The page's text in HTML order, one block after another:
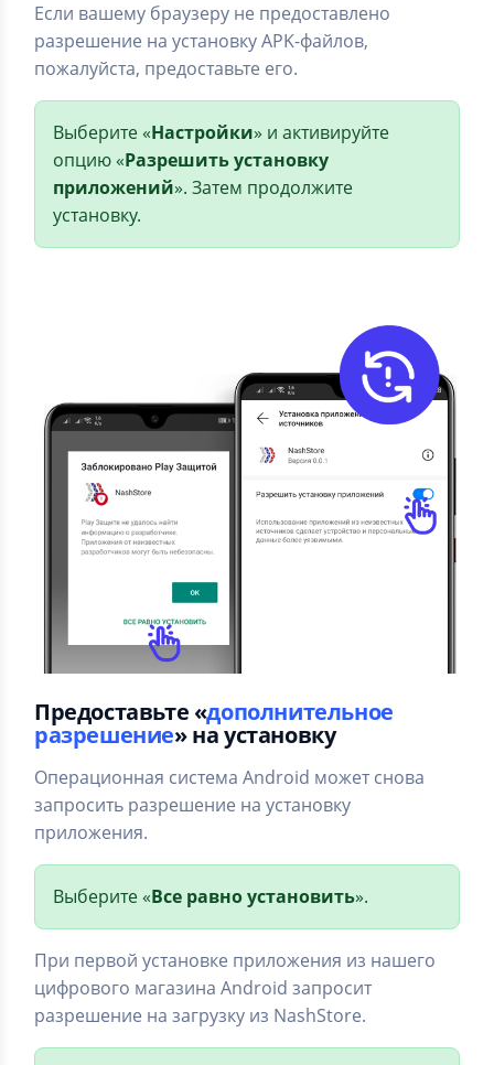
Если вашему браузеру не предоставлено
разрешение на установку APK-файлов,
пожалуйста, предоставьте его.
Выберите «Настройки» и активируйте
опцию «Разрешить установку
приложений». Затем продолжите
установку.
Предоставьте «дополнительное
разрешение» на установку
Операционная система Android может снова
запросить разрешение на установку
приложения.
Выберите «Все равно установить».
При первой установке приложения из нашего
цифрового магазина Android запросит
разрешение на загрузку из NashStore.